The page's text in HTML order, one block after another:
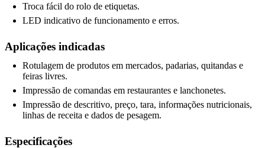
Troca fácil do rolo de etiquetas.
LED indicativo de funcionamento e erros.
Aplicações indicadas
Rotulagem de produtos em mercados, padarias, quitandas e
feiras livres.
Impressão de comandas em restaurantes e lanchonetes.
Impressão de descritivo, preço, tara, informações nutricionais,
linhas de receita e dados de pesagem.
Especificações